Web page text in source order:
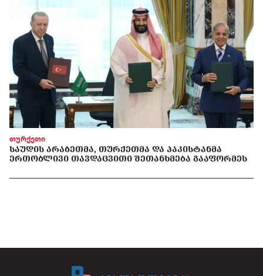
თურქეთი
ᲡᲐᲣᲓᲘᲡ ᲐᲠᲐᲑᲔᲗᲛᲐ, ᲗᲣᲠᲥᲔᲗᲛᲐ ᲓᲐ ᲞᲐᲙᲘᲡᲢᲐᲜᲛᲐ
ᲔᲠᲗᲝᲑᲚᲘᲕᲘ ᲗᲐᲕᲓᲐᲪᲕᲘᲗᲘ ᲨᲔᲗᲐᲜᲮᲛᲔᲑᲐ ᲒᲐᲐᲤᲝᲠᲛᲔᲡ